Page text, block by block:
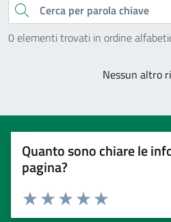
Cerca
0 elementi trovati in ordine
Nessun altro
Quanto sono chiare le
pagina?
Valuta 5 stelle
Valuta 4 stelle su 5
Valuta 3 stelle su 5
Valuta 2 stelle su 5
Valuta 1 stelle su 5